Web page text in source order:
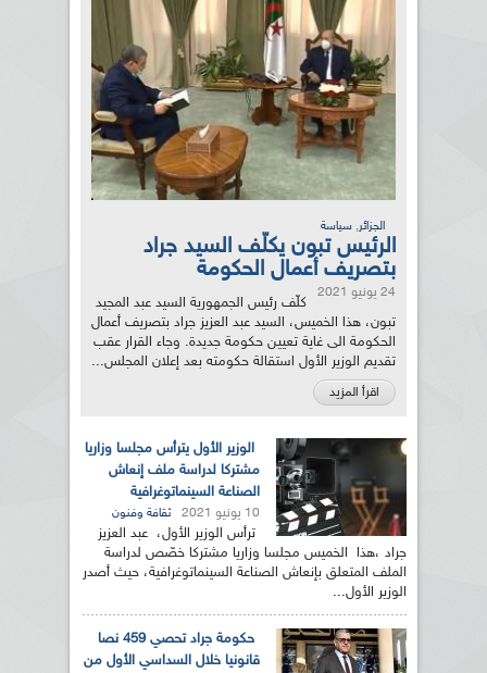
الجزائر, سياسة
الرئيس تبون يكلّف السيد جراد
بتصريف أعمال الحكومة
24 يونيو 2021
كلّف رئيس الجمهورية السيد عبد المجيد
تبون، هذا الخميس، السيد عبد العزيز جراد بتصريف أعمال
الحكومة الى غاية تعيين حكومة جديدة. وجاء القرار عقب
تقديم الوزير الأول استقالة حكومته بعد إعلان المجلس...
اقرأ المزيد
الوزير الأول يترأس مجلسا وزاريا
مشتركا لدراسة ملف إنعاش
الصناعة السينماتوغرافية
10 يونيو 2021 ثقافة وفنون
ترأس الوزير الأول، عبد العزيز
جراد ،هذا الخميس مجلسا وزاريا مشتركا خصّص لدراسة
الملف المتعلق بإنعاش الصناعة السينماتوغرافية، حيث أصدر
الوزير الأول...
حكومة جراد تحصي 459 نصا
قانونيا خلال السداسي الأول من